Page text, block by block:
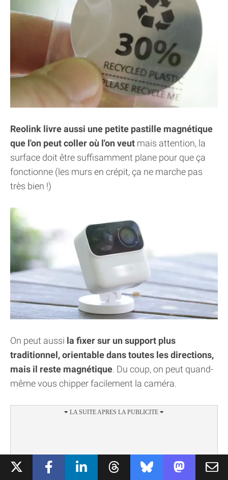
Reolink livre aussi une petite pastille magnétique
que l'on peut coller où l'on veut mais attention, la
surface doit être suffisamment plane pour que ça
fonctionne (les murs en crépit, ça ne marche pas
très bien !)
On peut aussi la fixer sur un support plus
traditionnel, orientable dans toutes les directions,
mais il reste magnétique. Du coup, on peut quand-
même vous chipper facilement la caméra.